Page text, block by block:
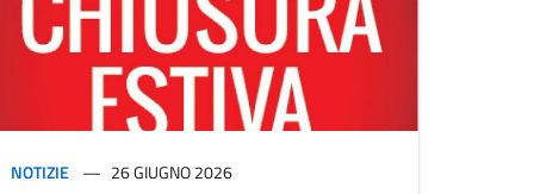
NOTIZIE 26 GIUGNO 2026